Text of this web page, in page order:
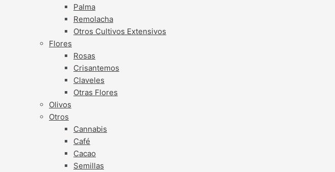
Palma
Remolacha
Otros Cultivos Extensivos
Flores
Rosas
Crisantemos
Claveles
Otras Flores
Olivos
Otros
Cannabis
Café
Cacao
Semillas